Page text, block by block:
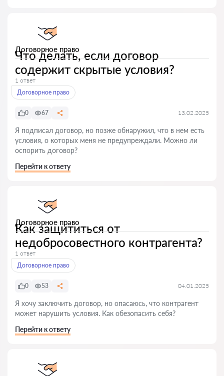
Договорное право
Что делать, если договор
содержит скрытые условия?
1 ответ
Договорное право
0 67 13.02.2025
Я подписал договор, но позже обнаружил, что в нем есть
условия, о которых меня не предупреждали. Можно ли
оспорить договор?
Перейти к ответу
Договорное право
Как защититься от
недобросовестного контрагента?
1 ответ
Договорное право
0 53 04.01.2025
Я хочу заключить договор, но опасаюсь, что контрагент
может нарушить условия. Как обезопасить себя?
Перейти к ответу